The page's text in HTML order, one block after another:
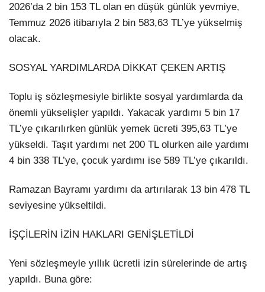
2026’da 2 bin 153 TL olan en düşük günlük yevmiye,
Temmuz 2026 itibarıyla 2 bin 583,63 TL’ye yükselmiş
olacak.
SOSYAL YARDIMLARDA DİKKAT ÇEKEN ARTIŞ
Toplu iş sözleşmesiyle birlikte sosyal yardımlarda da
önemli yükselişler yapıldı. Yakacak yardımı 5 bin 17
TL’ye çıkarılırken günlük yemek ücreti 395,63 TL’ye
yükseldi. Taşıt yardımı net 200 TL olurken aile yardımı
4 bin 338 TL’ye, çocuk yardımı ise 589 TL’ye çıkarıldı.
Ramazan Bayramı yardımı da artırılarak 13 bin 478 TL
seviyesine yükseltildi.
İŞÇİLERİN İZİN HAKLARI GENİŞLETİLDİ
Yeni sözleşmeyle yıllık ücretli izin sürelerinde de artış
yapıldı. Buna göre: